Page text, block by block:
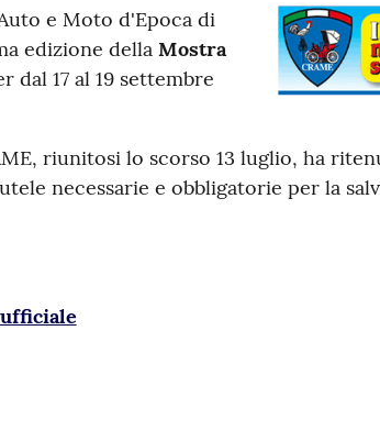
e Moto d'Epoca di
edizione della Mostra
dal 17 al 19 settembre
riunitosi lo scorso 13 luglio, ha
necessarie e obbligatorie per la